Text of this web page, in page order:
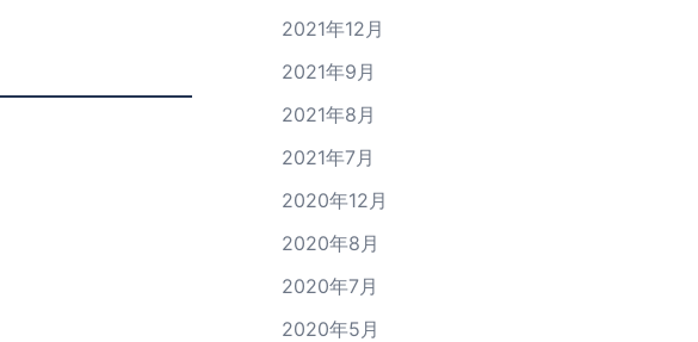
2021年12月
2021年9月
2021年8月
2021年7月
2020年12月
2020年8月
2020年7月
2020年5月